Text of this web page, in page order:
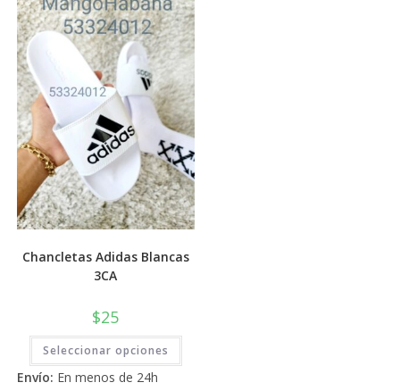
opciones
se
pueden
elegir
en
la
página
de
producto
Chancletas Adidas Blancas
3CA
$25
Seleccionar opciones
Este
tiene
Envío: En menos de 24h